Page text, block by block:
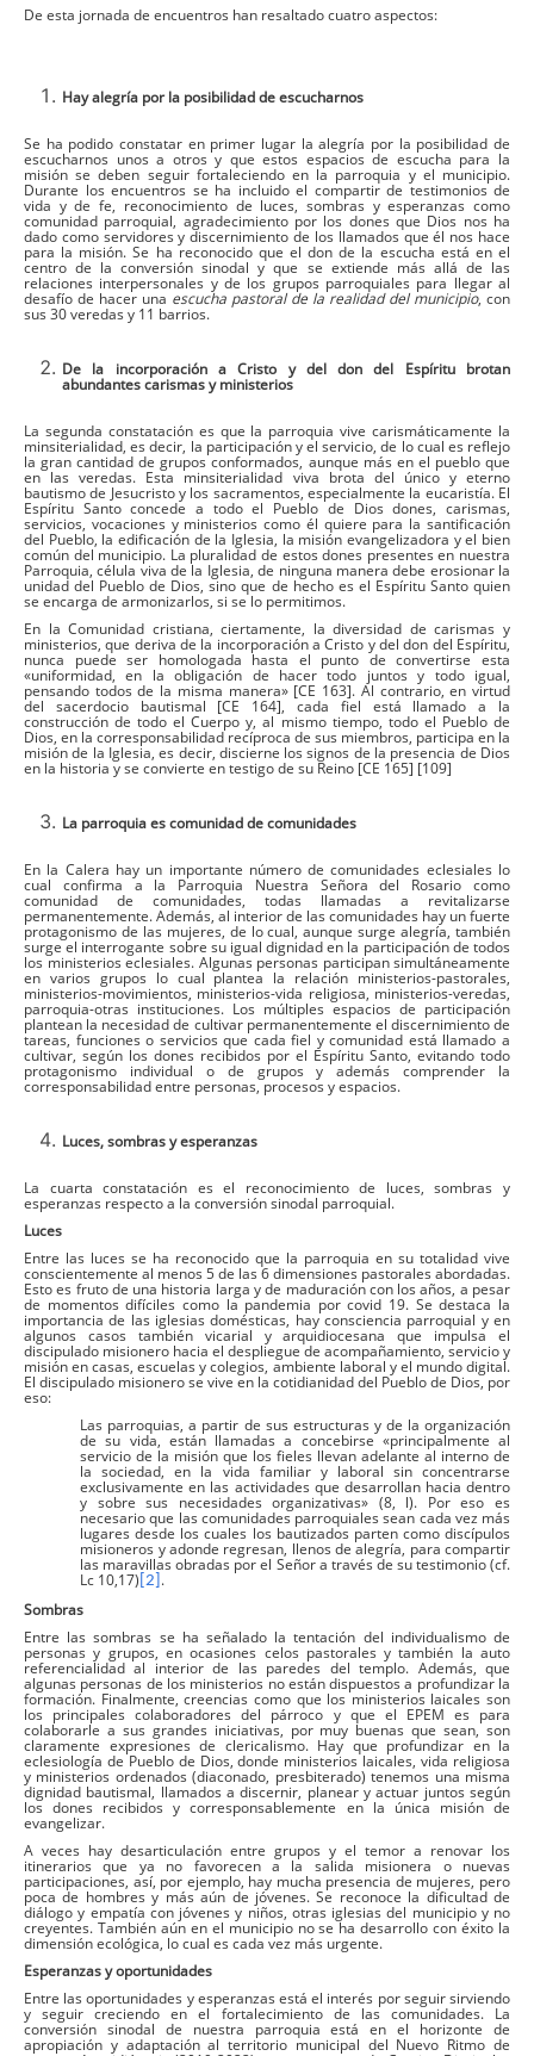
De esta jornada de encuentros han resaltado cuatro aspectos:
Hay alegría por la posibilidad de escucharnos
Se ha podido constatar en primer lugar la alegría por la posibilidad de
escucharnos unos a otros y que estos espacios de escucha para la
misión se deben seguir fortaleciendo en la parroquia y el municipio.
Durante los encuentros se ha incluido el compartir de testimonios de
vida y de fe, reconocimiento de luces, sombras y esperanzas como
comunidad parroquial, agradecimiento por los dones que Dios nos ha
dado como servidores y discernimiento de los llamados que él nos hace
para la misión. Se ha reconocido que el don de la escucha está en el
centro de la conversión sinodal y que se extiende más allá de las
relaciones interpersonales y de los grupos parroquiales para llegar al
desafío de hacer una escucha pastoral de la realidad del municipio, con
sus 30 veredas y 11 barrios.
De la incorporación a Cristo y del don del Espíritu brotan
abundantes carismas y ministerios
La segunda constatación es que la parroquia vive carismáticamente la
minsiterialidad, es decir, la participación y el servicio, de lo cual es reflejo
la gran cantidad de grupos conformados, aunque más en el pueblo que
en las veredas. Esta minsiterialidad viva brota del único y eterno
bautismo de Jesucristo y los sacramentos, especialmente la eucaristía. El
Espíritu Santo concede a todo el Pueblo de Dios dones, carismas,
servicios, vocaciones y ministerios como él quiere para la santificación
del Pueblo, la edificación de la Iglesia, la misión evangelizadora y el bien
común del municipio. La pluralidad de estos dones presentes en nuestra
Parroquia, célula viva de la Iglesia, de ninguna manera debe erosionar la
unidad del Pueblo de Dios, sino que de hecho es el Espíritu Santo quien
se encarga de armonizarlos, si se lo permitimos.
En la Comunidad cristiana, ciertamente, la diversidad de carismas y
ministerios, que deriva de la incorporación a Cristo y del don del Espíritu,
nunca puede ser homologada hasta el punto de convertirse esta
«uniformidad, en la obligación de hacer todo juntos y todo igual,
pensando todos de la misma manera» [CE 163]. Al contrario, en virtud
del sacerdocio bautismal [CE 164], cada fiel está llamado a la
construcción de todo el Cuerpo y, al mismo tiempo, todo el Pueblo de
Dios, en la corresponsabilidad recíproca de sus miembros, participa en la
misión de la Iglesia, es decir, discierne los signos de la presencia de Dios
en la historia y se convierte en testigo de su Reino [CE 165] [109]
La parroquia es comunidad de comunidades
En la Calera hay un importante número de comunidades eclesiales lo
cual confirma a la Parroquia Nuestra Señora del Rosario como
comunidad de comunidades, todas llamadas a revitalizarse
permanentemente. Además, al interior de las comunidades hay un fuerte
protagonismo de las mujeres, de lo cual, aunque surge alegría, también
surge el interrogante sobre su igual dignidad en la participación de todos
los ministerios eclesiales. Algunas personas participan simultáneamente
en varios grupos lo cual plantea la relación ministerios-pastorales,
ministerios-movimientos, ministerios-vida religiosa, ministerios-veredas,
parroquia-otras instituciones. Los múltiples espacios de participación
plantean la necesidad de cultivar permanentemente el discernimiento de
tareas, funciones o servicios que cada fiel y comunidad está llamado a
cultivar, según los dones recibidos por el Espíritu Santo, evitando todo
protagonismo individual o de grupos y además comprender la
corresponsabilidad entre personas, procesos y espacios.
Luces, sombras y esperanzas
La cuarta constatación es el reconocimiento de luces, sombras y
esperanzas respecto a la conversión sinodal parroquial.
Luces
Entre las luces se ha reconocido que la parroquia en su totalidad vive
conscientemente al menos 5 de las 6 dimensiones pastorales abordadas.
Esto es fruto de una historia larga y de maduración con los años, a pesar
de momentos difíciles como la pandemia por covid 19. Se destaca la
importancia de las iglesias domésticas, hay consciencia parroquial y en
algunos casos también vicarial y arquidiocesana que impulsa el
discipulado misionero hacia el despliegue de acompañamiento, servicio y
misión en casas, escuelas y colegios, ambiente laboral y el mundo digital.
El discipulado misionero se vive en la cotidianidad del Pueblo de Dios, por
eso:
Las parroquias, a partir de sus estructuras y de la organización
de su vida, están llamadas a concebirse «principalmente al
servicio de la misión que los fieles llevan adelante al interno de
la sociedad, en la vida familiar y laboral sin concentrarse
exclusivamente en las actividades que desarrollan hacia dentro
y sobre sus necesidades organizativas» (8, l). Por eso es
necesario que las comunidades parroquiales sean cada vez más
lugares desde los cuales los bautizados parten como discípulos
misioneros y adonde regresan, llenos de alegría, para compartir
las maravillas obradas por el Señor a través de su testimonio (cf.
Lc 10,17) [2] .
Sombras
Entre las sombras se ha señalado la tentación del individualismo de
personas y grupos, en ocasiones celos pastorales y también la auto
referencialidad al interior de las paredes del templo. Además, que
algunas personas de los ministerios no están dispuestos a profundizar la
formación. Finalmente, creencias como que los ministerios laicales son
los principales colaboradores del párroco y que el EPEM es para
colaborarle a sus grandes iniciativas, por muy buenas que sean, son
claramente expresiones de clericalismo. Hay que profundizar en la
eclesiología de Pueblo de Dios, donde ministerios laicales, vida religiosa
y ministerios ordenados (diaconado, presbiterado) tenemos una misma
dignidad bautismal, llamados a discernir, planear y actuar juntos según
los dones recibidos y corresponsablemente en la única misión de
evangelizar.
A veces hay desarticulación entre grupos y el temor a renovar los
itinerarios que ya no favorecen a la salida misionera o nuevas
participaciones, así, por ejemplo, hay mucha presencia de mujeres, pero
poca de hombres y más aún de jóvenes. Se reconoce la dificultad de
diálogo y empatía con jóvenes y niños, otras iglesias del municipio y no
creyentes. También aún en el municipio no se ha desarrollo con éxito la
dimensión ecológica, lo cual es cada vez más urgente.
Esperanzas y oportunidades
Entre las oportunidades y esperanzas está el interés por seguir sirviendo
y seguir creciendo en el fortalecimiento de las comunidades. La
conversión sinodal de nuestra parroquia está en el horizonte de
apropiación y adaptación al territorio municipal del Nuevo Ritmo de